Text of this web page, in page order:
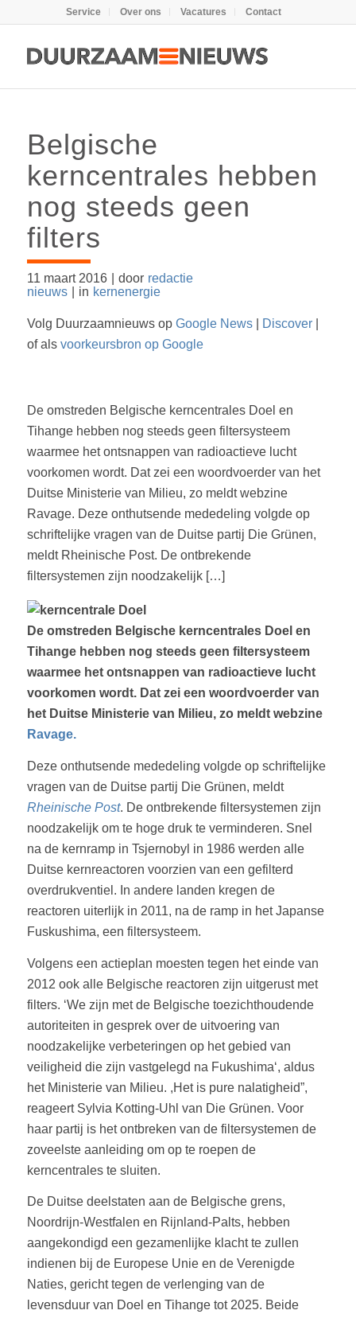
Service Over ons Vacatures Contact
Belgische
kerncentrales hebben
nog steeds geen
filters
11 maart 2016 door redactie
nieuws
in kernenergie
Volg Duurzaamnieuws op Google News| Discover|
of als voorkeursbron op Google
De omstreden Belgische kerncentrales Doel en
Tihange hebben nog steeds geen filtersysteem
waarmee het ontsnappen van radioactieve lucht
voorkomen wordt. Dat zei een woordvoerder van het
Duitse Ministerie van Milieu, zo meldt webzine
Ravage. Deze onthutsende mededeling volgde op
schriftelijke vragen van de Duitse partij Die Grünen,
meldt Rheinische Post. De ontbrekende
filtersystemen zijn noodzakelijk […]
De omstreden Belgische kerncentrales Doel en
Tihange hebben nog steeds geen filtersysteem
waarmee het ontsnappen van radioactieve lucht
voorkomen wordt. Dat zei een woordvoerder van
het Duitse Ministerie van Milieu, zo meldt webzine
Ravage.
Deze onthutsende mededeling volgde op schriftelijke
vragen van de Duitse partij Die Grünen, meldt
Rheinische Post. De ontbrekende filtersystemen zijn
noodzakelijk om te hoge druk te verminderen. Snel
na de kernramp in Tsjernobyl in 1986 werden alle
Duitse kernreactoren voorzien van een gefilterd
overdrukventiel. In andere landen kregen de
reactoren uiterlijk in 2011, na de ramp in het Japanse
Fuskushima, een filtersysteem.
Volgens een actieplan moesten tegen het einde van
2012 ook alle Belgische reactoren zijn uitgerust met
filters. ‘We zijn met de Belgische toezichthoudende
autoriteiten in gesprek over de uitvoering van
noodzakelijke verbeteringen op het gebied van
veiligheid die zijn vastgelegd na Fukushima‘, aldus
het Ministerie van Milieu. ,Het is pure nalatigheid”,
reageert Sylvia Kotting-Uhl van Die Grünen. Voor
haar partij is het ontbreken van de filtersystemen de
zoveelste aanleiding om op te roepen de
kerncentrales te sluiten.
De Duitse deelstaten aan de Belgische grens,
Noordrijn-Westfalen en Rijnland-Palts, hebben
aangekondigd een gezamenlijke klacht te zullen
indienen bij de Europese Unie en de Verenigde
Naties, gericht tegen de verlenging van de
levensduur van Doel en Tihange tot 2025. Beide